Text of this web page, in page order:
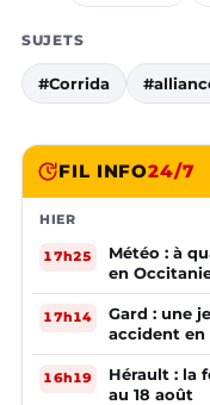
SUJETS
#Corrida
FIL INFO24/7
HIER
17h25
Météo : à
en
17h14
Gard : une
accident en
16h19
Hérault : la
au 18 août